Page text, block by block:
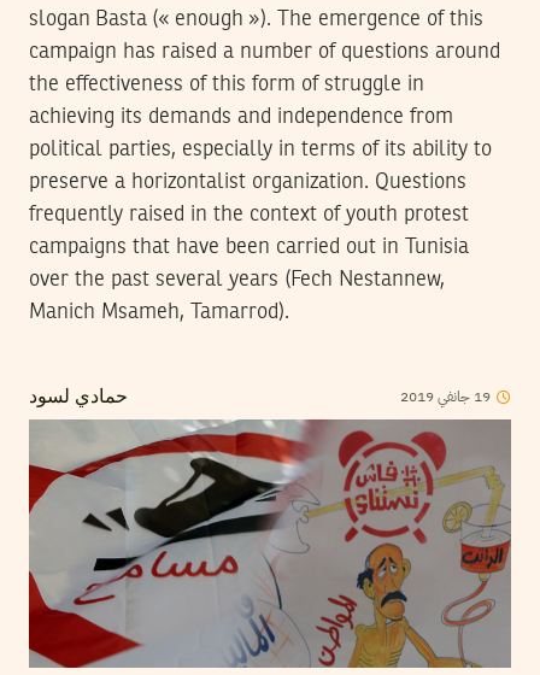
slogan Basta (« enough »). The emergence of this
campaign has raised a number of questions around
the effectiveness of this form of struggle in
achieving its demands and independence from
political parties, especially in terms of its ability to
preserve a horizontalist organization. Questions
frequently raised in the context of youth protest
campaigns that have been carried out in Tunisia
over the past several years (Fech Nestannew,
Manich Msameh, Tamarrod).
حمادي لسود 19 جانفي2019